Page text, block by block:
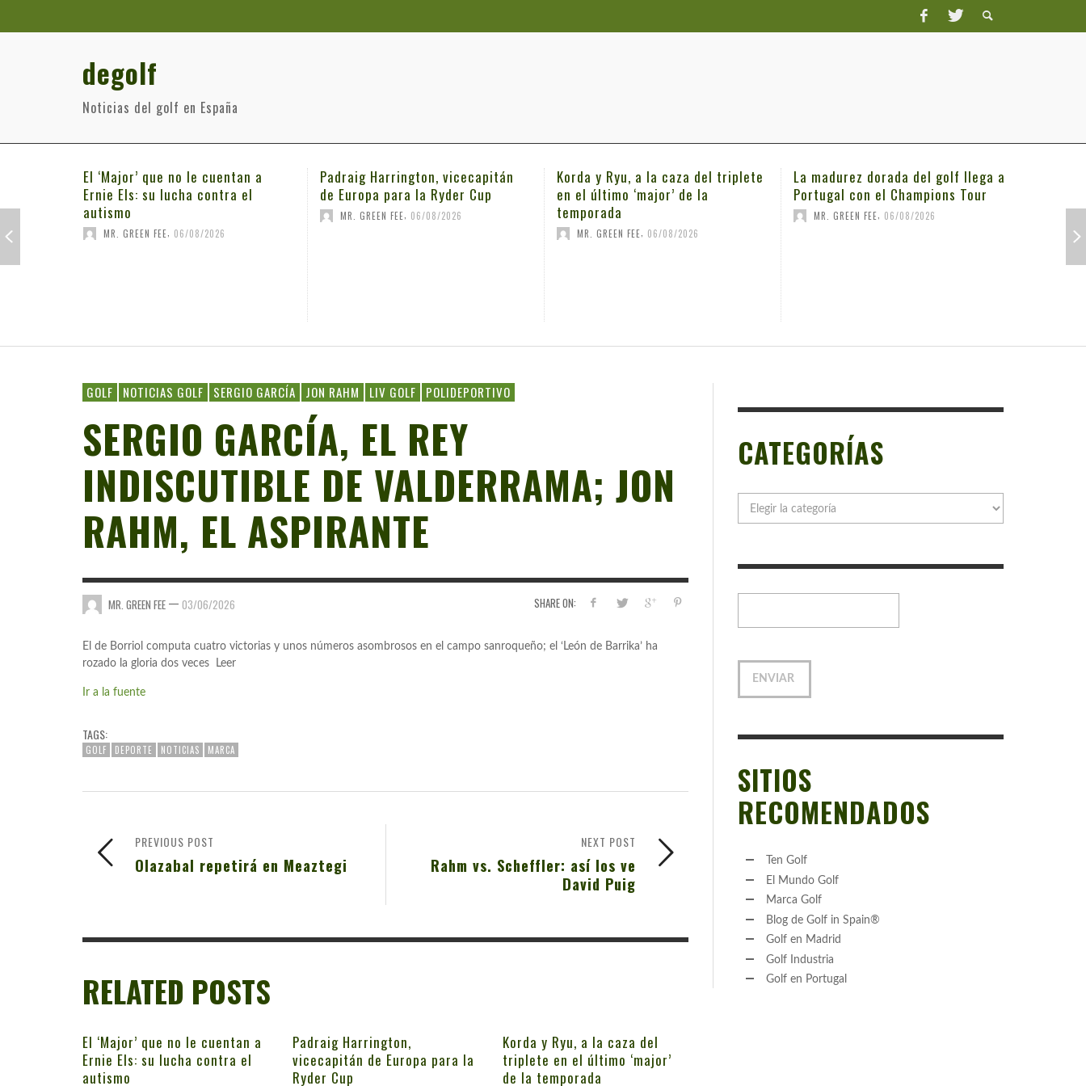
degolf
Noticias del golf en España
El ‘Major’ que no le cuentan a
Ernie Els: su lucha contra el
autismo
MR. GREEN FEE 06/08/2026
Padraig Harrington, vicecapitán
de Europa para la Ryder Cup
MR. GREEN FEE 06/08/2026
Korda y Ryu, a la caza del triplete
en el último ‘major’ de la
temporada
MR. GREEN FEE 06/08/2026
La madurez dorada del golf llega a
Portugal con el Champions Tour
MR. GREEN FEE 06/08/2026
GOLF NOTICIAS GOLF SERGIO GARCÍA JON RAHM LIV GOLF POLIDEPORTIVO
SERGIO GARCÍA, EL REY
INDISCUTIBLE DE VALDERRAMA; JON
RAHM, EL ASPIRANTE
SHARE ON:
MR. GREEN FEE — 03/06/2026
El de Borriol computa cuatro victorias y unos números asombrosos en el campo sanroqueño; el ‘León de Barrika’ ha
rozado la gloria dos veces Leer
Ir a la fuente
TAGS:
GOLF DEPORTE NOTICIAS MARCA
NEXT POST
Rahm vs. Scheffler: así los ve
David Puig
PREVIOUS POST
Olazabal repetirá en Meaztegi
RELATED POSTS
El ‘Major’ que no le cuentan a
Ernie Els: su lucha contra el
autismo
Padraig Harrington,
vicecapitán de Europa para la
Ryder Cup
Korda y Ryu, a la caza del
triplete en el último ‘major’
de la temporada
CATEGORÍAS
SITIOS
RECOMENDADOS
Ten Golf
El Mundo Golf
Marca Golf
Blog de Golf in Spain®
Golf en Madrid
Golf Industria
Golf en Portugal